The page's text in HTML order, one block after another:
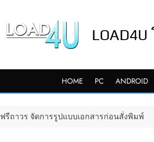
HOME PC ANDROID
ฟรีถาวร จัดการรูปแบบเอกสารก่อนสั่งพิมพ์